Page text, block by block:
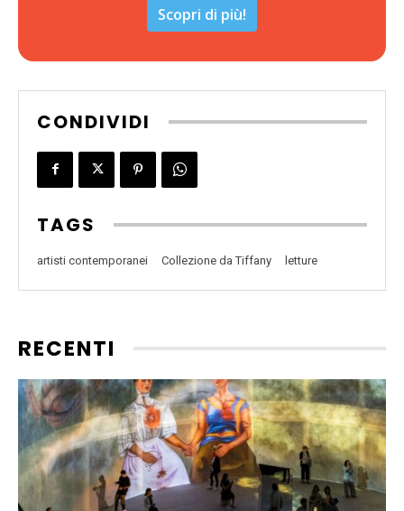
Scopri di più!
CONDIVIDI
TAGS
artisti contemporanei Collezione da Tiffany letture
RECENTI